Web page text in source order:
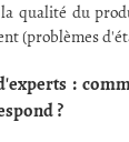
qualité du
(problèmes
:
?